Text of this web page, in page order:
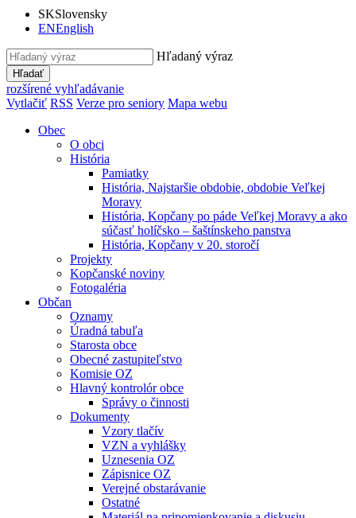
SKSlovensky
ENEnglish
Hľadaný výraz
Hľadať
rozšírené vyhľadávanie
Vytlačiť RSS Verze pro seniory Mapa webu
Obec
O obci
História
Pamiatky
História, Najstaršie obdobie, obdobie Veľkej
Moravy
História, Kopčany po páde Veľkej Moravy a ako
súčasť holíčsko – šaštínskeho panstva
História, Kopčany v 20. storočí
Projekty
Kopčanské noviny
Fotogaléria
Občan
Oznamy
Úradná tabuľa
Starosta obce
Obecné zastupiteľstvo
Komisie OZ
Hlavný kontrolór obce
Správy o činnosti
Dokumenty
Vzory tlačív
VZN a vyhlášky
Uznesenia OZ
Zápisnice OZ
Verejné obstarávanie
Ostatné